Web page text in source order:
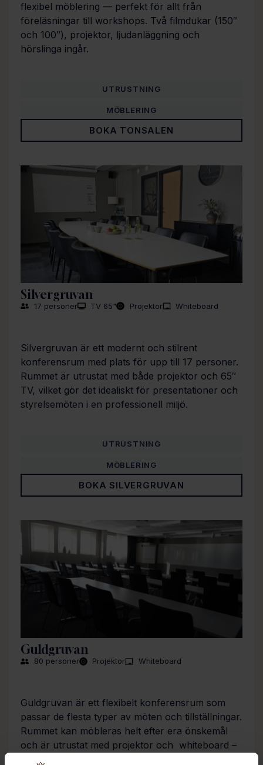
UTRUSTNING
MÖBLERING
flexibel möblering — perfekt för allt från
föreläsningar till workshops. Två filmdukar (150″
och 100″), projektor, ljudanläggning och
hörslinga ingår.
BOKA TONSALEN
Silvergruvan
17 personer TV 65" Projektor
Whiteboard
UTRUSTNING
MÖBLERING
Silvergruvan är ett modernt och stilrent
konferensrum med plats för upp till 17 personer.
Rummet är utrustat med både projektor och 65″
TV, vilket gör det idealiskt för presentationer och
styrelsemöten i en professionell miljö.
BOKA SILVERGRUVAN
Guldgruvan
80 personer Projektor
Whiteboard
Guldgruvan är ett flexibelt konferensrum som
passar de flesta typer av möten och tillställningar.
Rummet kan möbleras helt efter era önskemål
och är utrustat med projektor och whiteboard –
perfekt för kreativa och interaktiva möten.